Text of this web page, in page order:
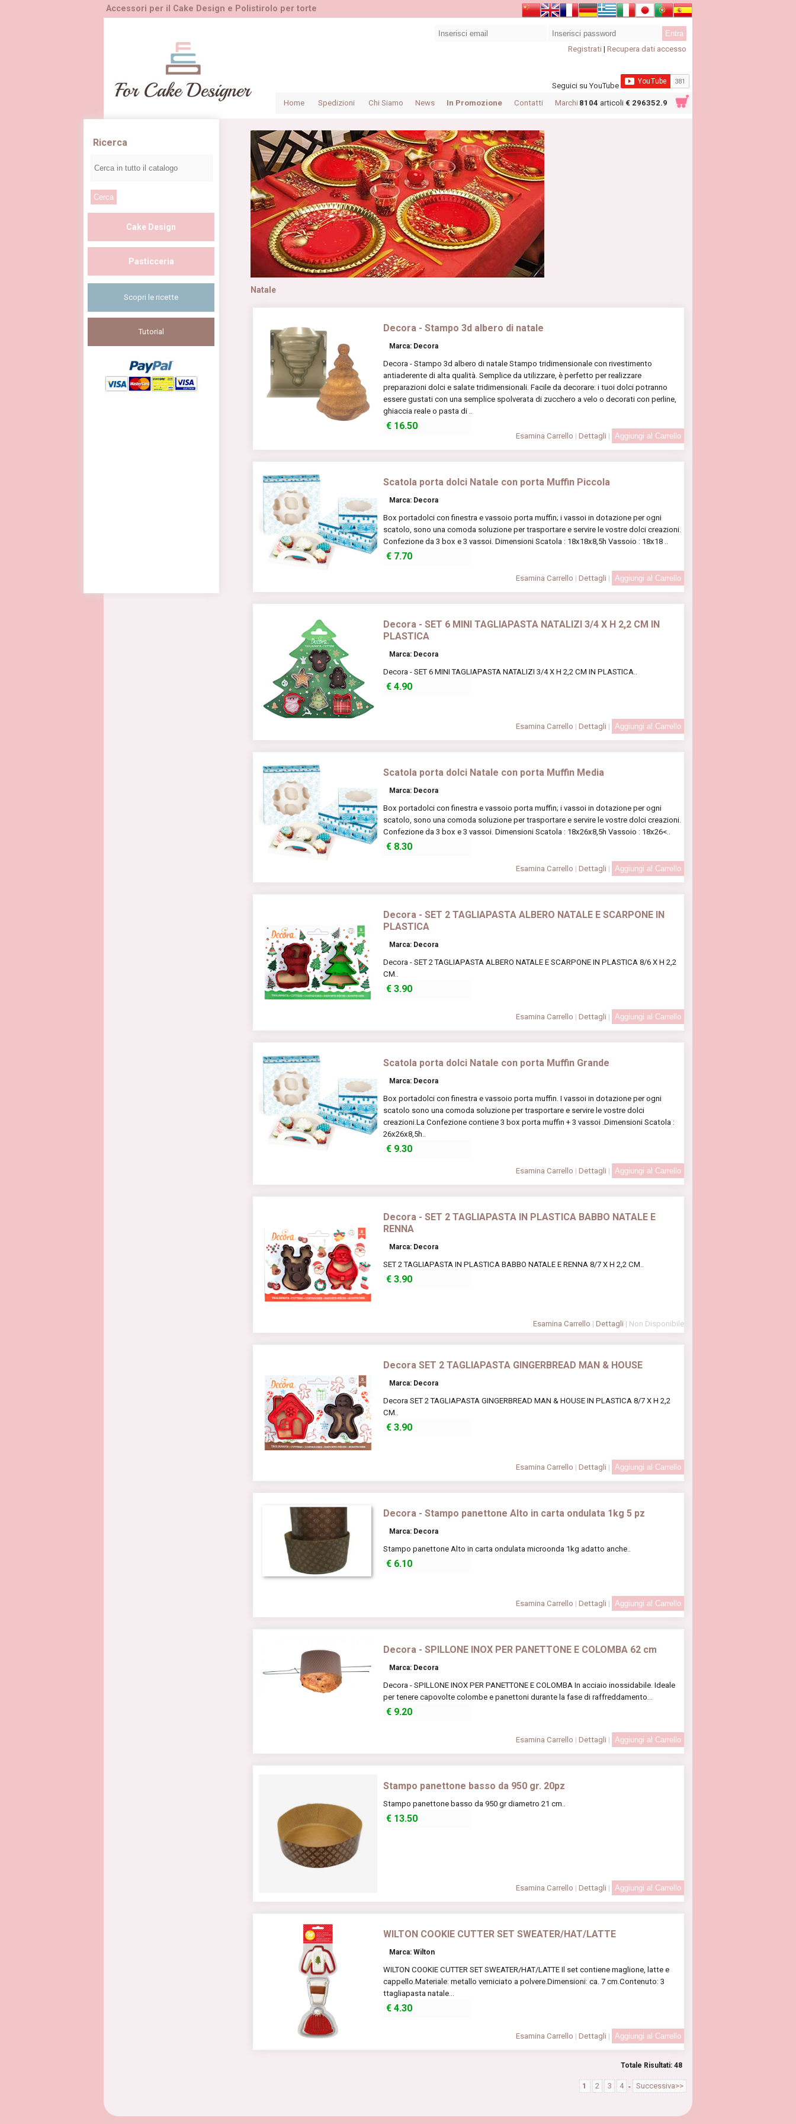
Accessori per il Cake Design e Polistirolo per torte
Registrati | Recupera dati accesso
Seguici su YouTube
Home
Spedizioni Chi Siamo News In Promozione Contatti Marchi 8104 articoli € 296352.9
Ricerca
Cake Design
Pasticceria
Scopri le ricette
Tutorial
Natale
Decora - Stampo 3d albero di natale
Marca: Decora
Decora - Stampo 3d albero di natale Stampo tridimensionale con rivestimento
antiaderente di alta qualità. Semplice da utilizzare, è perfetto per realizzare
preparazioni dolci e salate tridimensionali. Facile da decorare: i tuoi dolci potranno
essere gustati con una semplice spolverata di zucchero a velo o decorati con perline,
ghiaccia reale o pasta di ..
€ 16.50
Esamina Carrello | Dettagli |
Scatola porta dolci Natale con porta Muffin Piccola
Marca: Decora
Box portadolci con finestra e vassoio porta muffin; i vassoi in dotazione per ogni
scatolo, sono una comoda soluzione per trasportare e servire le vostre dolci creazioni.
Confezione da 3 box e 3 vassoi. Dimensioni Scatola : 18x18x8,5h Vassoio : 18x18 ..
€ 7.70
Esamina Carrello | Dettagli |
Decora - SET 6 MINI TAGLIAPASTA NATALIZI 3/4 X H 2,2 CM IN
PLASTICA
Marca: Decora
Decora - SET 6 MINI TAGLIAPASTA NATALIZI 3/4 X H 2,2 CM IN PLASTICA..
€4.90
Esamina Carrello | Dettagli |
Scatola porta dolci Natale con porta Muffin Media
Marca: Decora
Box portadolci con finestra e vassoio porta muffin; i vassoi in dotazione per ogni
scatolo, sono una comoda soluzione per trasportare e servire le vostre dolci creazioni.
Confezione da 3 box e 3 vassoi. Dimensioni Scatola : 18x26x8,5h Vassoio : 18x26<..
€ 8.30
Esamina Carrello | Dettagli |
Decora - SET 2 TAGLIAPASTA ALBERO NATALE E SCARPONE IN
PLASTICA
Marca: Decora
Decora - SET 2 TAGLIAPASTA ALBERO NATALE E SCARPONE IN PLASTICA 8/6 X H 2,2
CM..
€3.90
Esamina Carrello | Dettagli |
Scatola porta dolci Natale con porta Muffin Grande
Marca: Decora
Box portadolci con finestra e vassoio porta muffin. I vassoi in dotazione per ogni
scatolo sono una comoda soluzione per trasportare e servire le vostre dolci
creazioni.La Confezione contiene 3 box porta muffin + 3 vassoi .Dimensioni Scatola :
26x26x8,5h..
€ 9.30
Esamina Carrello | Dettagli |
Decora - SET 2 TAGLIAPASTA IN PLASTICA BABBO NATALE E
RENNA
Marca: Decora
SET 2 TAGLIAPASTA IN PLASTICA BABBO NATALE E RENNA 8/7 X H 2,2 CM..
€3.90
Esamina Carrello | Dettagli | Non Disponibile
Decora SET 2 TAGLIAPASTA GINGERBREAD MAN & HOUSE
Marca: Decora
Decora SET 2 TAGLIAPASTA GINGERBREAD MAN & HOUSE IN PLASTICA 8/7 X H 2,2
CM..
€3.90
Esamina Carrello | Dettagli |
Decora - Stampo panettone Alto in carta ondulata 1kg 5 pz
Marca: Decora
Stampo panettone Alto in carta ondulata microonda 1kg adatto anche..
€ 6.10
Esamina Carrello | Dettagli |
Decora - SPILLONE INOX PER PANETTONE E COLOMBA 62 cm
Marca: Decora
Decora - SPILLONE INOX PER PANETTONE E COLOMBA In acciaio inossidabile. Ideale
per tenere capovolte colombe e panettoni durante la fase di raffreddamento...
€ 9.20
Esamina Carrello | Dettagli |
Stampo panettone basso da 950 gr. 20pz
Stampo panettone basso da 950 gr diametro 21 cm..
€ 13.50
Esamina Carrello | Dettagli |
WILTON COOKIE CUTTER SET SWEATER/HAT/LATTE
Marca: Wilton
WILTON COOKIE CUTTER SET SWEATER/HAT/LATTE Il set contiene maglione, latte e
cappello.Materiale: metallo verniciato a polvere.Dimensioni: ca. 7 cm.Contenuto: 3
ttagliapasta natale...
€4.30
Esamina Carrello | Dettagli |
Totale Risultati: 48
1 2 3 4 - Successiva>>